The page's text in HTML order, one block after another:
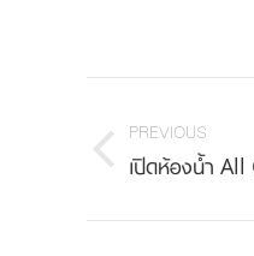
navigation
PREVIOUS
Previous
เปิดห้องน้ำ All